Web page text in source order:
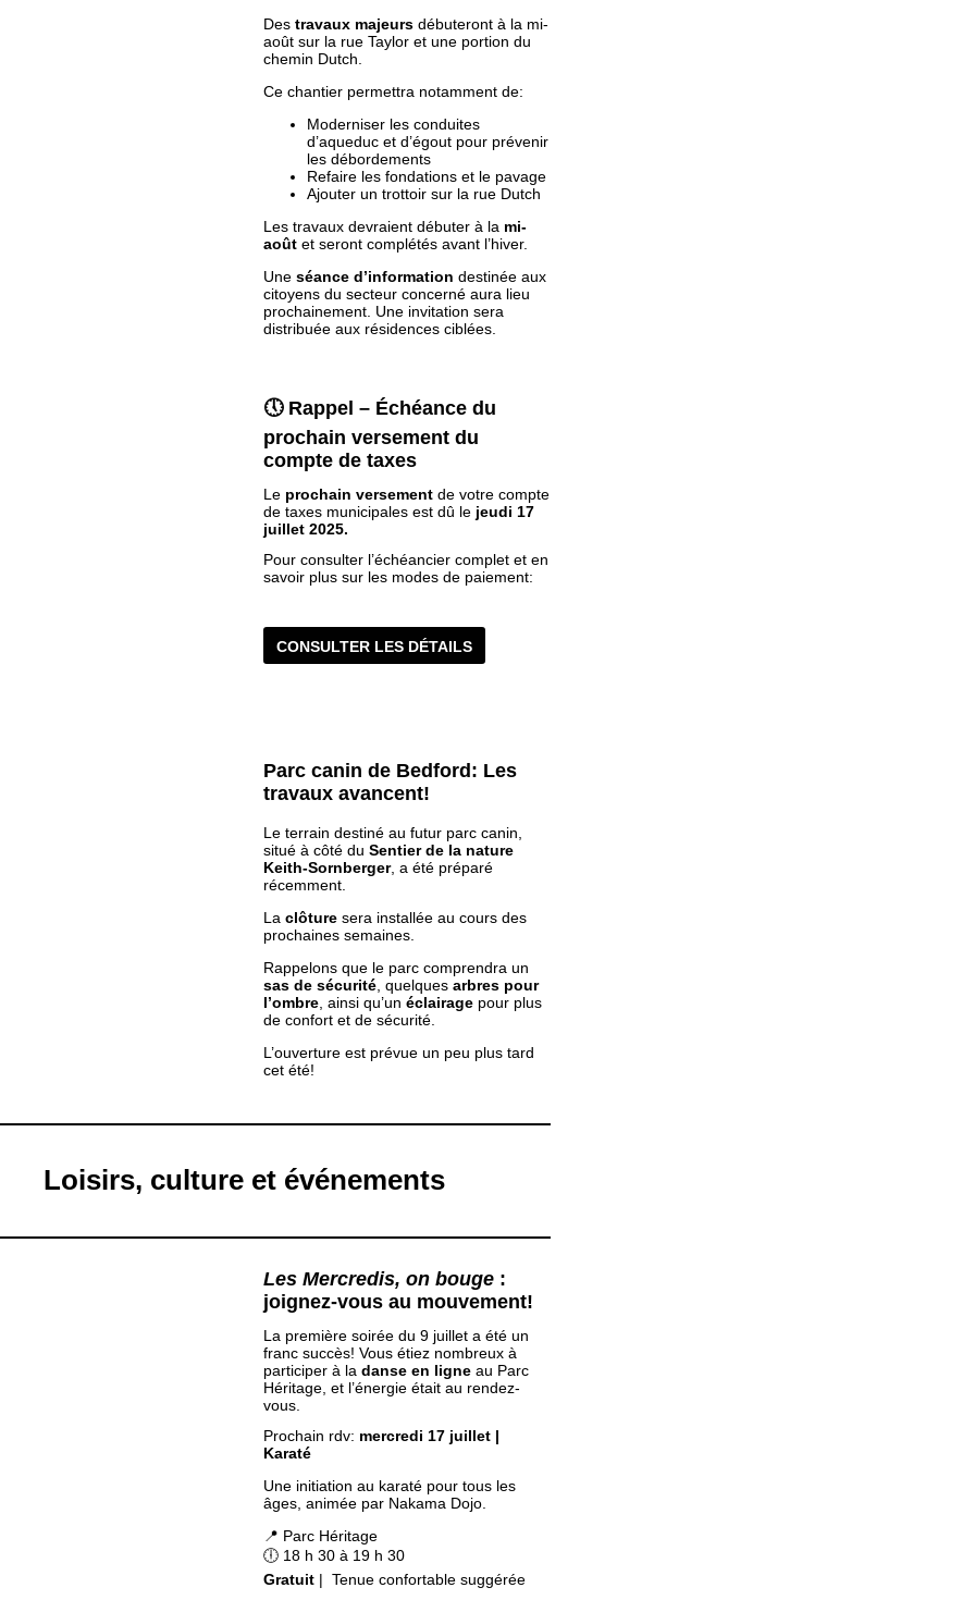
Des travaux majeurs débuteront à la mi-
août sur la rue Taylor et une portion du
chemin Dutch.
Ce chantier permettra notamment de:
Moderniser les conduites
d’aqueduc et d’égout pour prévenir
les débordements
Refaire les fondations et le pavage
Ajouter un trottoir sur la rue Dutch
Les travaux devraient débuter à la mi-
août et seront complétés avant l’hiver.
Une séance d’information destinée aux
citoyens du secteur concerné aura lieu
prochainement. Une invitation sera
distribuée aux résidences ciblées.
🕔 Rappel – Échéance du
prochain versement du
compte de taxes
Le prochain versement de votre compte
de taxes municipales est dû le jeudi 17
juillet 2025.
Pour consulter l’échéancier complet et en
savoir plus sur les modes de paiement:
CONSULTER LES DÉTAILS
Parc canin de Bedford: Les
travaux avancent!
Le terrain destiné au futur parc canin,
situé à côté du Sentier de la nature
Keith-Sornberger, a été préparé
récemment.
La clôture sera installée au cours des
prochaines semaines.
Rappelons que le parc comprendra un
sas de sécurité , quelques arbres pour
l’ombre , ainsi qu’un éclairage pour plus
de confort et de sécurité.
L’ouverture est prévue un peu plus tard
cet été!
Loisirs, culture et événements
Les Mercredis, on bouge :
joignez-vous au mouvement!
La première soirée du 9 juillet a été un
franc succès! Vous étiez nombreux à
participer à la danse en ligne au Parc
Héritage, et l’énergie était au rendez-
vous.
Prochain rdv: mercredi 17 juillet |
Karaté
Une initiation au karaté pour tous les
âges, animée par Nakama Dojo.
📍 Parc Héritage
🕕 18 h 30 à 19 h 30
Gratuit | Tenue confortable suggérée